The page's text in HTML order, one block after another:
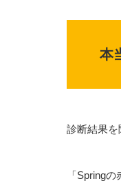
本
診断結果を
「Spring